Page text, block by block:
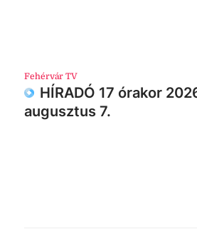
Fehérvár TV
HÍRADÓ 17 órakor
augusztus 7.